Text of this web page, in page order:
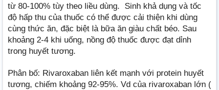
từ 80-100% tùy theo liều dùng. Sinh khả dụng và tốc
độ hấp thu của thuốc có thể được cải thiện khi dùng
cùng thức ăn, đặc biệt là bữa ăn giàu chất béo. Sau
khoảng 2-4 khi uống, nồng độ thuốc được đạt dỉnh
trong huyết tương.
Phân bố: Rivaroxaban liên kết mạnh với protein huyết
tương, chiếm khoảng 92-95%. Vd của rivaroxaban lớn (